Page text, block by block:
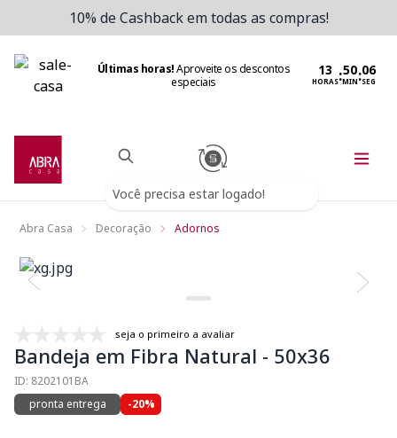
10% de Cashback em todas as compras!
Últimas horas!Aproveite os descontos
especiais
HORAS:MIN:SEG
Você precisa estar logado!
Abra Casa Decoração Adornos
seja o primeiro a avaliar
Bandeja em Fibra Natural - 50x36
ID: 8202101BA
pronta entrega
-20%